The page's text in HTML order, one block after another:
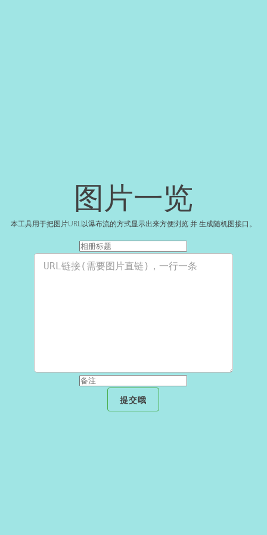
图片一览
本工具用于把图片URL以瀑布流的方式显示出来方便浏览 并 生成随机图接口。